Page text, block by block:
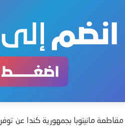
بجمهورية كندا عن توفر 10 وظائف شاغرة بموجب